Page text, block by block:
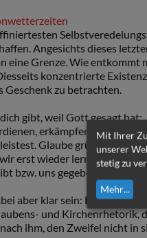
Angesichts dieses
eine Grenze. Wie entkommt
konzentrierte
Geschenk zu betrachten.
gibt, weil Gott gesagt
erkämpfen – weder
Glaube gründet im
erst wieder lernen, dass
bzw. uns gegeben wird.
aber klar sein: Ein solcher
und Kirchenrhetorik,
ihm, den Zweifel nicht in
Mit Ihrer
unserer
stetig zu
Mehr...